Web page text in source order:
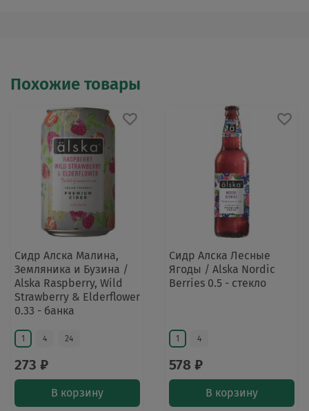
Похожие товары
Сидр Алска Малина,
Земляника и Бузина /
Alska Raspberry, Wild
Strawberry & Elderflower
0.33 - банка
1 4 24
273 ₽
В корзину
Сидр Алска Лесные
Ягоды / Alska Nordic
Berries 0.5 - стекло
1 4
578 ₽
В корзину